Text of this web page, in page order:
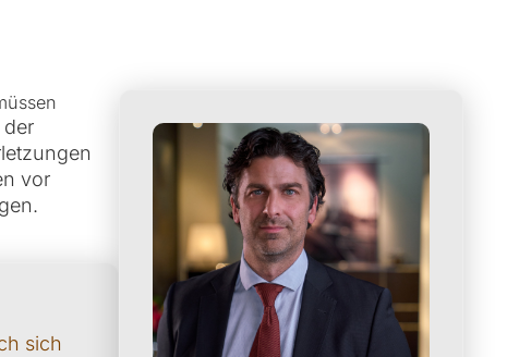
vor
sich